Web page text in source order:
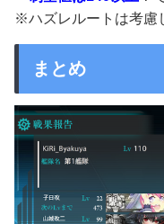
※ハズレルートは考慮
まとめ